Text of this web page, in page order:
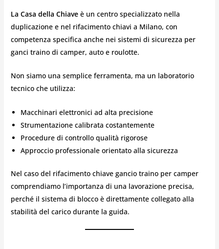
La Casa della Chiaveè un centro specializzato nella
duplicazione e nel rifacimento chiavi a Milano, con
competenza specifica anche nei sistemi di sicurezza per
ganci traino di camper, auto e roulotte.
Non siamo una semplice ferramenta, ma un laboratorio
tecnico che utilizza:
Macchinari elettronici ad alta precisione
Strumentazione calibrata costantemente
Procedure di controllo qualità rigorose
Approccio professionale orientato alla sicurezza
Nel caso del rifacimento chiave gancio traino per camper
comprendiamo l’importanza di una lavorazione precisa,
perché il sistema di blocco è direttamente collegato alla
stabilità del carico durante la guida.